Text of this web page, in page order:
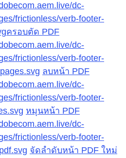
dc-
frictionless/verb-footer-
ครอบตัด PDF
dc-
frictionless/verb-footer-
ลบหน้า PDF
dc-
frictionless/verb-footer-
หมุนหน้า PDF
dc-
frictionless/verb-footer-
จัดลำดับหน้า PDF ใหม่